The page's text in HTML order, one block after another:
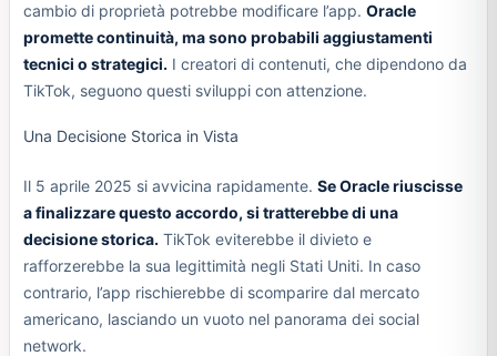
cambio di proprietà potrebbe modificare l’app. Oracle
promette continuità, ma sono probabili aggiustamenti
tecnici o strategici. I creatori di contenuti, che dipendono da
TikTok, seguono questi sviluppi con attenzione.
Una Decisione Storica in Vista
Il 5 aprile 2025 si avvicina rapidamente. Se Oracle riuscisse
a finalizzare questo accordo, si tratterebbe di una
decisione storica. TikTok eviterebbe il divieto e
rafforzerebbe la sua legittimità negli Stati Uniti. In caso
contrario, l’app rischierebbe di scomparire dal mercato
americano, lasciando un vuoto nel panorama dei social
network.